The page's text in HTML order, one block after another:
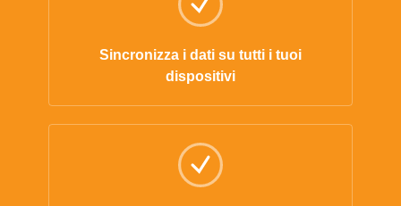
Sincronizza i dati su tutti i tuoi
dispositivi